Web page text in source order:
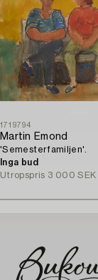
1719794
Martin Emond
'Semesterfamiljen'.
Inga bud
Utropspris 3 000 SEK